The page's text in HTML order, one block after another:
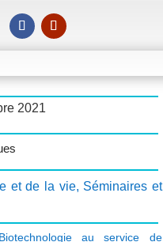
2021
et de la vie, Séminaires et
au service de